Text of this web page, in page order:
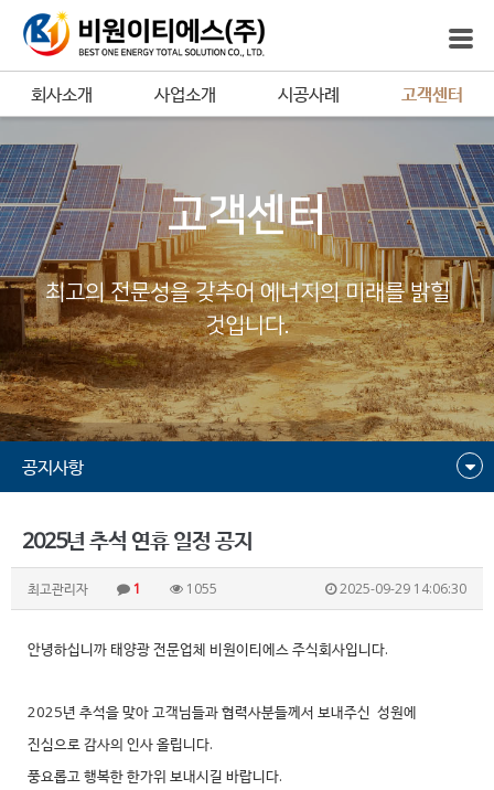
회사소개 사업소개 시공사례 고객센터
고객센터
최고의 전문성을 갖추어 에너지의 미래를 밝힐
것입니다.
공지사항
2025년 추석 연휴 일정 공지
최고관리자 1 1055 2025-09-29 14:06:30
안녕하십니까 태양광 전문업체 비원이티에스 주식회사입니다.
2025년 추석을 맞아 고객님들과 협력사분들께서 보내주신 성원에
진심으로 감사의 인사 올립니다.
풍요롭고 행복한 한가위 보내시길 바랍니다.